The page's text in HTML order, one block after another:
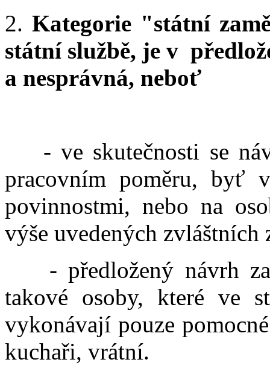
2. Kategorie "státní
státní službě, je v
a nesprávná, neboť
- ve skutečnosti se
pracovním poměru, byť
povinnostmi, nebo na
výše uvedených zvláštních
- předložený návrh
takové osoby, které ve
vykonávají pouze
kuchaři, vrátní.